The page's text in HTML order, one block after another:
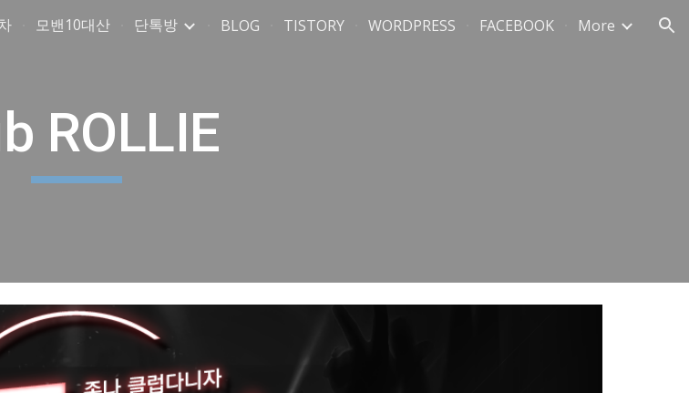
Skip to navigation
모밴10대산 단톡방 BLOG TISTORY WORDPRESS FACEBOOK More
ROLLIE